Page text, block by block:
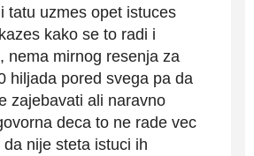
tatu uzmes opet istuces
kako se to radi i
nema mirnog resenja za
hiljada pored svega pa da
zajebavati ali naravno
deca to ne rade vec
nije steta istuci ih